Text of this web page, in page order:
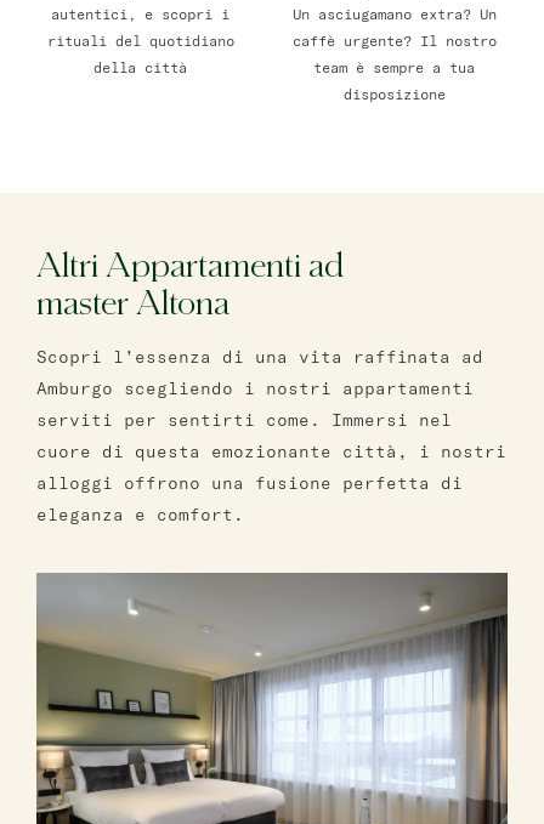
autentici, e scopri i
rituali del quotidiano
della città
Un asciugamano extra? Un
caffè urgente? Il nostro
team è sempre a tua
disposizione
Altri Appartamenti ad
master Altona
Scopri l’essenza di una vita raffinata ad
Amburgo scegliendo i nostri appartamenti
serviti per sentirti come. Immersi nel
cuore di questa emozionante città, i nostri
alloggi offrono una fusione perfetta di
eleganza e comfort.